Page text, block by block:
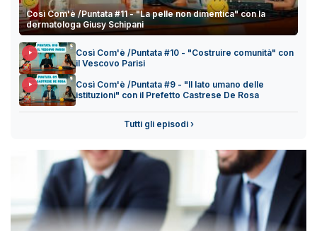
Così Com'è /Puntata #11 - "La pelle non dimentica" con la
dermatologa Giusy Schipani
Così Com'è /Puntata #10 - "Costruire comunità" con
il Vescovo Parisi
Così Com'è /Puntata #9 - "Il lato umano delle
istituzioni" con il Prefetto Castrese De Rosa
Tutti gli episodi ›